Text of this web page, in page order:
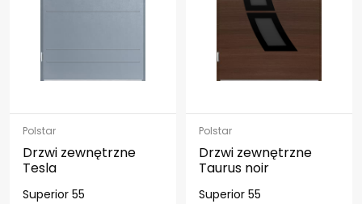
Polstar
Drzwi zewnętrzne
Tesla
Superior 55
Polstar
Drzwi zewnętrzne
Taurus noir
Superior 55